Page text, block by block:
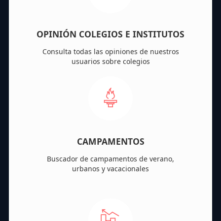
OPINIÓN COLEGIOS E INSTITUTOS
Consulta todas las opiniones de nuestros
usuarios sobre colegios
CAMPAMENTOS
Buscador de campamentos de verano,
urbanos y vacacionales